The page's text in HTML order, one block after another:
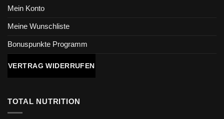
Mein Konto
Meine Wunschliste
Bonuspunkte Programm
VERTRAG WIDERRUFEN
TOTAL NUTRITION